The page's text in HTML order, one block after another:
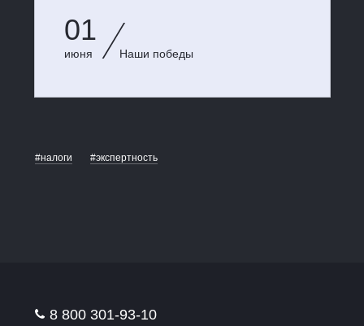
01
июня Наши победы
#налоги #экспертность
8 800 301-93-10